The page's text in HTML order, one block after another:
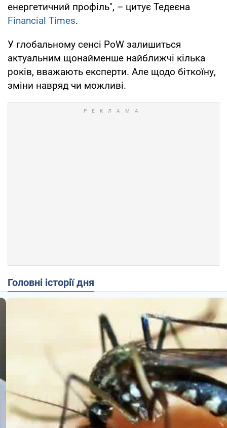
енергетичний профіль", – цитує Тедеєна
Financial Times.
У глобальному сенсі PoW залишиться
актуальним щонайменше найближчі кілька
років, вважають експерти. Але щодо біткоїну,
зміни навряд чи можливі.
Головні історії дня